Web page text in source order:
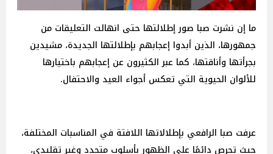
ما إن نشرت صبا صور إطلالتها حتى انهالت التعليقات من
جمهورها، الذين أبدوا إعجابهم بإطلالتها الجديدة، مشيدين
بجرأتها وأناقتها، كما عبر الكثيرون عن إعجابهم باختيارها
للألوان الحيوية التي تعكس أجواء العيد والاحتفال.
عرفت صبا الرافعي بإطلالاتها اللافتة في المناسبات المختلفة،
حيث تحرص دائمًا على الظهور بأسلوب متجدد وغير تقليدي،